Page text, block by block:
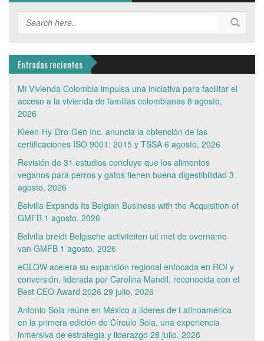
Entradas recientes
Mi Vivienda Colombia impulsa una iniciativa para facilitar el
acceso a la vivienda de familias colombianas 8 agosto,
2026
Kleen-Hy-Dro-Gen Inc. anuncia la obtención de las
certificaciones ISO 9001: 2015 y TSSA 6 agosto, 2026
Revisión de 31 estudios concluye que los alimentos
veganos para perros y gatos tienen buena digestibilidad 3
agosto, 2026
Belvilla Expands Its Belgian Business with the Acquisition of
GMFB 1 agosto, 2026
Belvilla breidt Belgische activiteiten uit met de overname
van GMFB 1 agosto, 2026
eGLOW acelera su expansión regional enfocada en ROI y
conversión, liderada por Carolina Mandil, reconocida con el
Best CEO Award 2026 29 julio, 2026
Antonio Sola reúne en México a líderes de Latinoamérica
en la primera edición de Círculo Sola, una experiencia
inmersiva de estrategia y liderazgo 28 julio, 2026